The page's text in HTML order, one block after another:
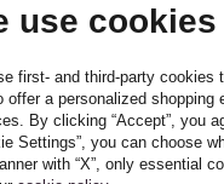
use cookies
first- and third-party cookies
offer a personalized shopping
By clicking “Accept”, you
Settings”, you can choose
with “X”, only essential